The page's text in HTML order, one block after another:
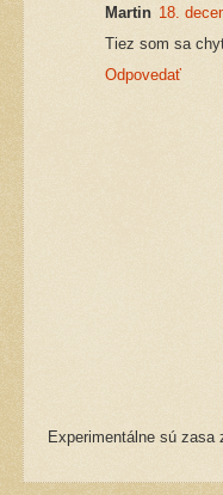
Martin 18.
Tiez som sa
Odpovedať
Experimentálne sú